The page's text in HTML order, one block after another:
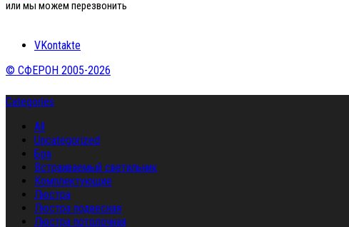
или мы можем перезвонить
VKontakte
© СФЕРОН 2005-2026
Categories
All
Uncategorized
Бра
Встраиваемый светильник
Комплектующие
Люстра
Люстра подвесная
Люстра потолочная